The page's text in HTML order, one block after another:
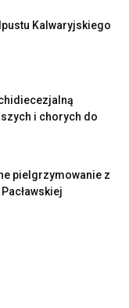
Kalwaryjskiego
i chorych do
pielgrzymowanie z